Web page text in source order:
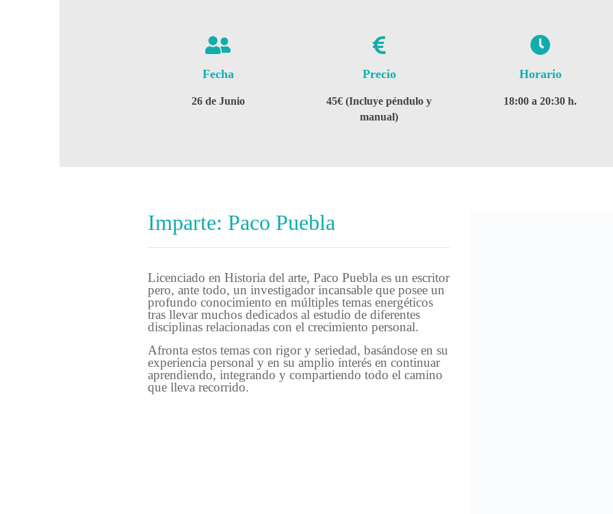
Fecha
26 de Junio
Precio
45€ (Incluye péndulo y
manual)
Horario
18:00 a 20:30 h.
Imparte: Paco Puebla
Licenciado en Historia del arte, Paco Puebla es un escritor
pero, ante todo, un investigador incansable que posee un
profundo conocimiento en múltiples temas energéticos
tras llevar muchos dedicados al estudio de diferentes
disciplinas relacionadas con el crecimiento personal.
Afronta estos temas con rigor y seriedad, basándose en su
experiencia personal y en su amplio interés en continuar
aprendiendo, integrando y compartiendo todo el camino
que lleva recorrido.